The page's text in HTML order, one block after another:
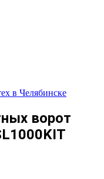
в Челябинске
ворот